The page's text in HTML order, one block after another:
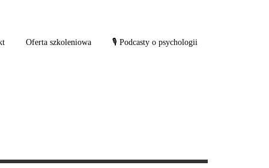
Oferta szkoleniowa 🎙 Podcasty o psychologii